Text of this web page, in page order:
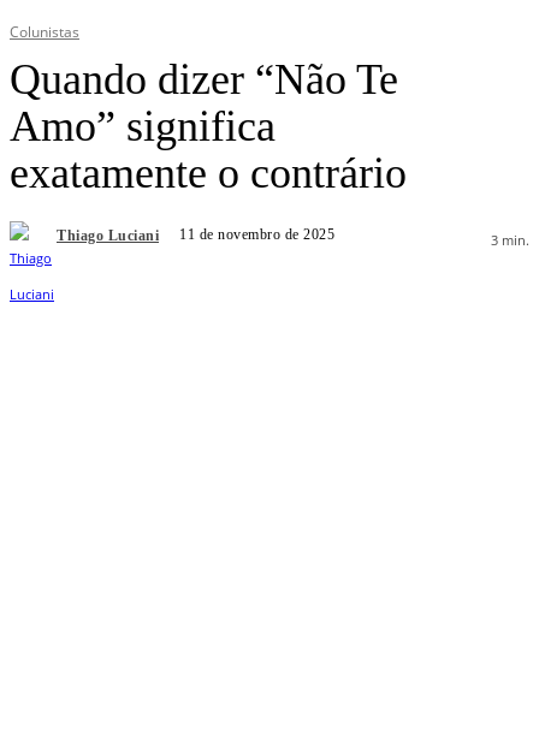
Colunistas
Quando dizer “Não Te
Amo” significa
exatamente o contrário
Thiago Luciani 11 de novembro de 2025 3 min.